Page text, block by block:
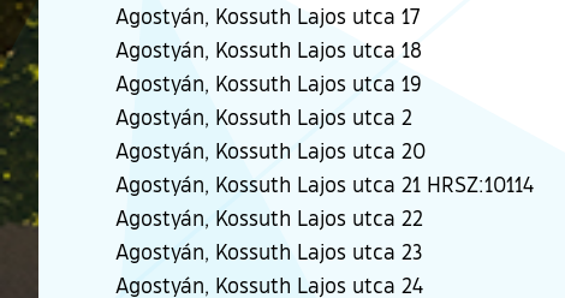
Agostyán, Kossuth Lajos utca 17
Agostyán, Kossuth Lajos utca 18
Agostyán, Kossuth Lajos utca 19
Agostyán, Kossuth Lajos utca 2
Agostyán, Kossuth Lajos utca 20
Agostyán, Kossuth Lajos utca 21 HRSZ:10114
Agostyán, Kossuth Lajos utca 22
Agostyán, Kossuth Lajos utca 23
Agostyán, Kossuth Lajos utca 24